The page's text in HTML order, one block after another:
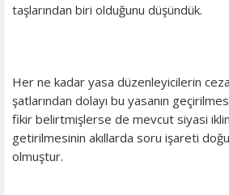
taşlarından biri olduğunu düşündük.
Her ne kadar yasa düzenleyicilerin
şatlarından dolayı bu yasanın
fikir belirtmişlerse de mevcut siyasi
getirilmesinin akıllarda soru işareti
olmuştur.